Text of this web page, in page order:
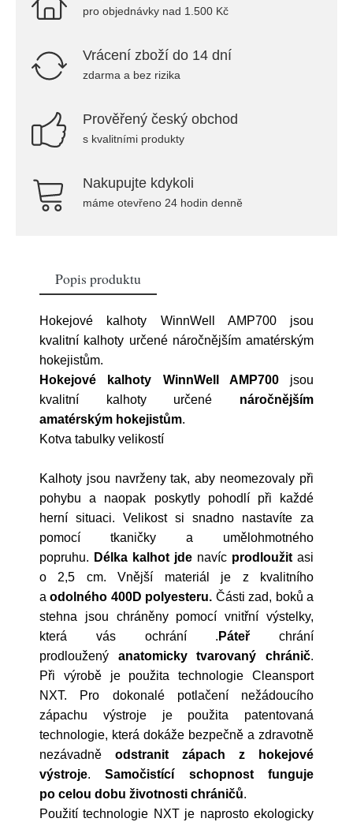
pro objednávky nad 1.500 Kč
Vrácení zboží do 14 dní
zdarma a bez rizika
Prověřený český obchod
s kvalitními produkty
Nakupujte kdykoli
máme otevřeno 24 hodin denně
Popis produktu
Hokejové kalhoty WinnWell AMP700 jsou
kvalitní kalhoty určené náročnějším amatérským
hokejistům.
Hokejové kalhoty WinnWell AMP700 jsou
kvalitní kalhoty určené náročnějším
amatérským hokejistům.
Kotva tabulky velikostí
Kalhoty jsou navrženy tak, aby neomezovaly při
pohybu a naopak poskytly pohodlí při každé
herní situaci. Velikost si snadno nastavíte za
pomocí tkaničky a umělohmotného
popruhu. Délka kalhot jde navíc prodloužit asi
o 2,5 cm. Vnější materiál je z kvalitního
a odolného 400D polyesteru. Části zad, boků a
stehna jsou chráněny pomocí vnitřní výstelky,
která vás ochrání . Páteř chrání
prodloužený anatomicky tvarovaný chránič.
Při výrobě je použita technologie Cleansport
NXT. Pro dokonalé potlačení nežádoucího
zápachu výstroje je použita patentovaná
technologie, která dokáže bezpečně a zdravotně
nezávadně odstranit zápach z hokejové
výstroje.Samočistící schopnost funguje
po celou dobu životnosti chráničů.
Použití technologie NXT je naprosto ekologicky